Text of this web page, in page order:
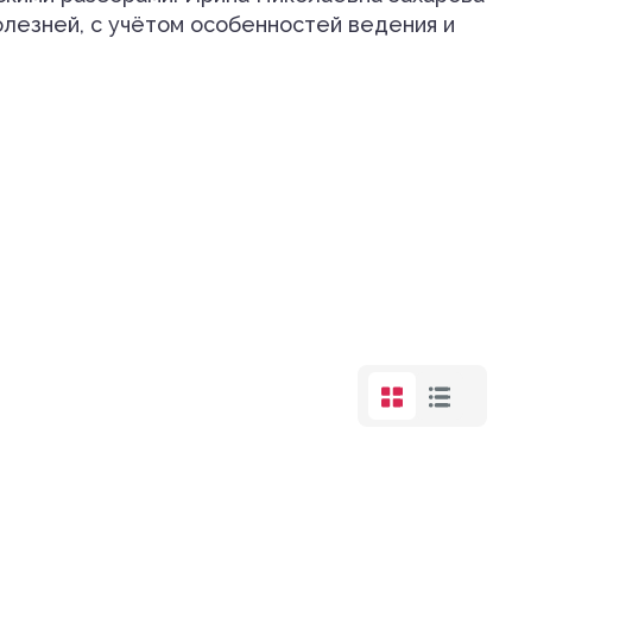
с учётом особенностей ведения и